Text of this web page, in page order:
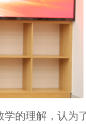
的理解，认为